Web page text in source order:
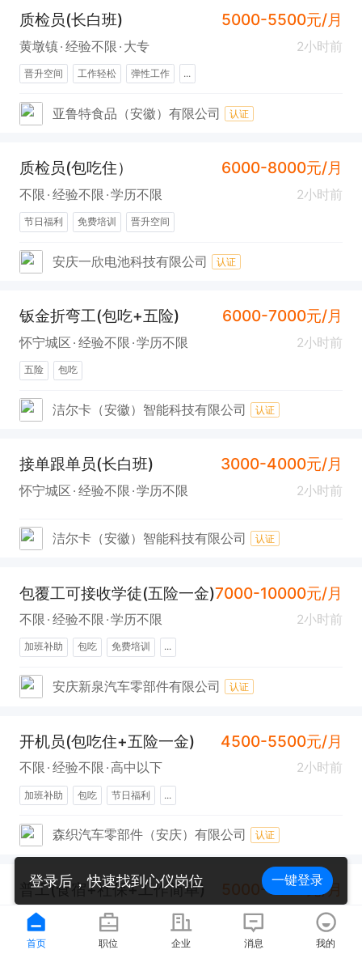
质检员(长白班) 5000-5500元/月
黄墩镇 经验不限 大专 2小时前
晋升空间 工作轻松 弹性工作 ...
亚鲁特食品（安徽）有限公司 认证
质检员(包吃住） 6000-8000元/月
不限 经验不限 学历不限 2小时前
节日福利 免费培训 晋升空间
安庆一欣电池科技有限公司 认证
钣金折弯工(包吃+五险) 6000-7000元/月
怀宁城区 经验不限 学历不限 2小时前
五险 包吃
洁尔卡（安徽）智能科技有限公司 认证
接单跟单员(长白班) 3000-4000元/月
怀宁城区 经验不限 学历不限 2小时前
洁尔卡（安徽）智能科技有限公司 认证
包覆工可接收学徒(五险一金)7000-10000元/月
不限 经验不限 学历不限 2小时前
加班补助 包吃 免费培训 ...
安庆新泉汽车零部件有限公司 认证
开机员(包吃住+五险一金) 4500-5500元/月
不限 经验不限 高中以下 2小时前
加班补助 包吃 节日福利 ...
森织汽车零部件（安庆）有限公司 认证
普工(食宿+社保+工作简单) 5000-6000元/月
不限 经验不限 学历不限 2小时前
包吃
登录后，快速找到心仪岗位 一键登录
首页 职位 企业 消息 我的